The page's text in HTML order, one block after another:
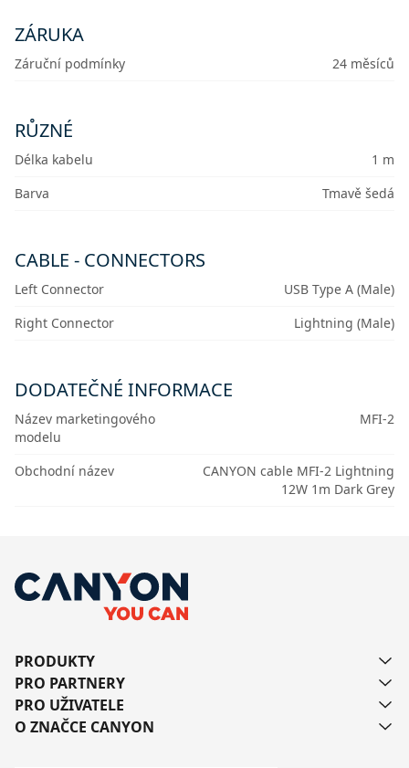
ZÁRUKA
Záruční podmínky 24 měsíců
RŮZNÉ
Délka kabelu
1 m
Barva
Tmavě šedá
CABLE - CONNECTORS
Left Connector
USB Type A (Male)
Right Connector
Lightning (Male)
DODATEČNÉ INFORMACE
Název marketingového
modelu
MFI-2
Obchodní název
CANYON cable MFI-2 Lightning
12W 1m Dark Grey
PRODUKTY
PRO PARTNERY
PRO UŽIVATELE
O ZNAČCE CANYON